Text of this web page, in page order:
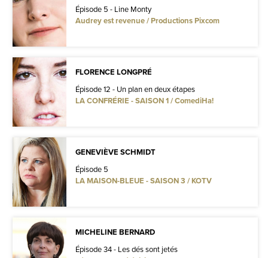
Épisode 5 - Line Monty
Audrey est revenue / Productions Pixcom
FLORENCE LONGPRÉ
Épisode 12 - Un plan en deux étapes
LA CONFRÉRIE - SAISON 1 / ComediHa!
GENEVIÈVE SCHMIDT
Épisode 5
LA MAISON-BLEUE - SAISON 3 / KOTV
MICHELINE BERNARD
Épisode 34 - Les dés sont jetés